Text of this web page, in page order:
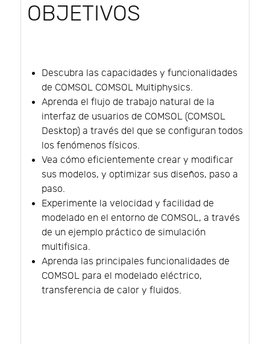
OBJETIVOS
Descubra las capacidades y funcionalidades
de COMSOL COMSOL Multiphysics.
Aprenda el flujo de trabajo natural de la
interfaz de usuarios de COMSOL (COMSOL
Desktop) a través del que se configuran todos
los fenómenos físicos.
Vea cómo eficientemente crear y modificar
sus modelos, y optimizar sus diseños, paso a
paso.
Experimente la velocidad y facilidad de
modelado en el entorno de COMSOL, a través
de un ejemplo práctico de simulación
multifisica.
Aprenda las principales funcionalidades de
COMSOL para el modelado eléctrico,
transferencia de calor y fluidos.